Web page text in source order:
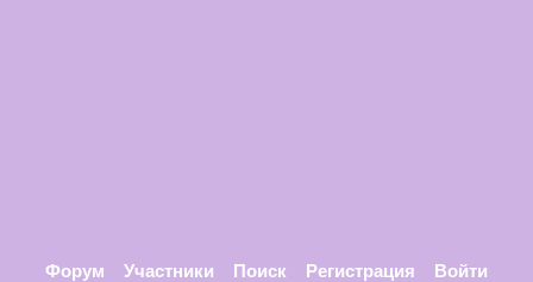
Форум Участники Поиск Регистрация Войти